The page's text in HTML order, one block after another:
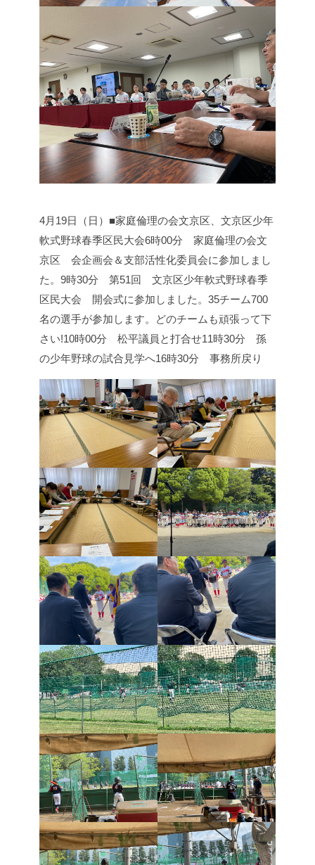
4月19日（日）■家庭倫理の会文京区、文京区少年
軟式野球春季区民大会6時00分 家庭倫理の会文
京区 会企画会＆支部活性化委員会に参加しまし
た。 9時30分 第51回 文京区少年軟式野球春季
区民大会 開会式に参加しました。 35チーム700
名の選手が参加します。どのチームも頑張って下
さい!10時00分 松平議員と打合せ11時30分 孫
の少年野球の試合見学へ16時30分 事務所戻り